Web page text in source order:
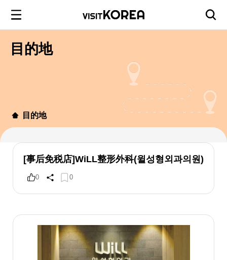
目的地
目的地
[事后免税店]WiLL整形外科(윌성형외과의원)
0 0